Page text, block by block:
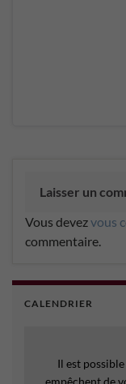
Laisser un
Vous devezvous
commentaire.
CALENDRIER
Il est